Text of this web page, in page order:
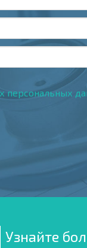
персональных
Узнайте